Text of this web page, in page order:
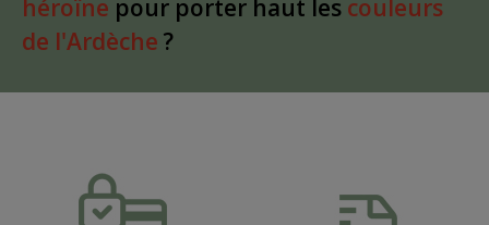
héroïne pour porter haut les couleurs
de l'Ardèche ?